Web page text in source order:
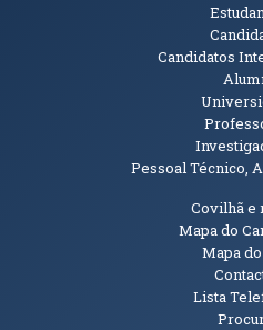
Candidatos
Pessoal Técnico,
InformaçõesCovilhã e
Mapa do
Mapa
Lista